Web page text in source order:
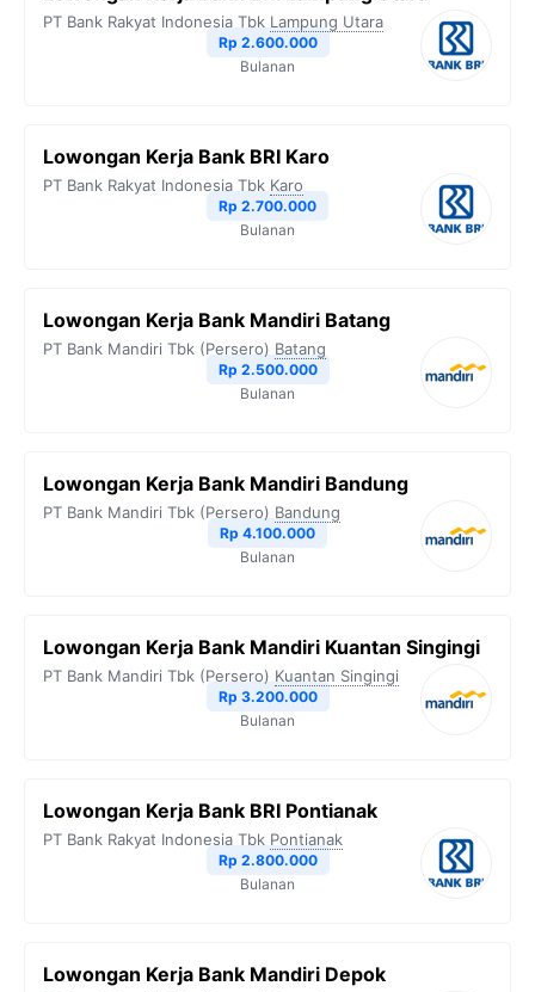
PT Bank Rakyat Indonesia Tbk Lampung Utara
Rp 2.600.000
Bulanan
Lowongan Kerja Bank BRI Karo
PT Bank Rakyat Indonesia Tbk Karo
Rp 2.700.000
Bulanan
Lowongan Kerja Bank Mandiri Batang
PT Bank Mandiri Tbk (Persero) Batang
Rp 2.500.000
Bulanan
Lowongan Kerja Bank Mandiri Bandung
PT Bank Mandiri Tbk (Persero) Bandung
Rp 4.100.000
Bulanan
Lowongan Kerja Bank Mandiri Kuantan Singingi
PT Bank Mandiri Tbk (Persero) Kuantan Singingi
Rp 3.200.000
Bulanan
Lowongan Kerja Bank BRI Pontianak
PT Bank Rakyat Indonesia Tbk Pontianak
Rp 2.800.000
Bulanan
Lowongan Kerja Bank Mandiri Depok